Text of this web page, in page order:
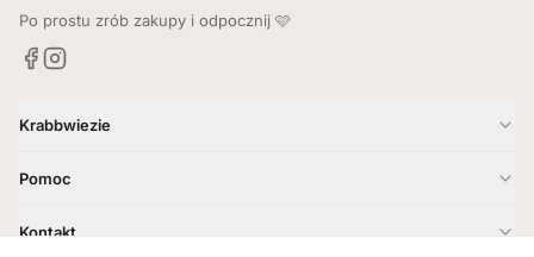
Po prostu zrób zakupy i odpocznij 🩷
Krabbwiezie
Godziny i zasady
Pomoc
Kontakt